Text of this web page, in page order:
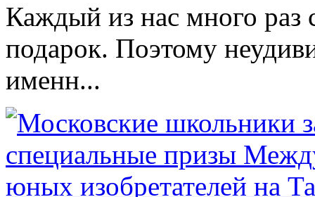
Каждый из нас много
подарок. Поэтому
именн...